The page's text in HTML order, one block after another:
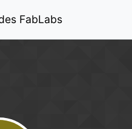
FabLabs